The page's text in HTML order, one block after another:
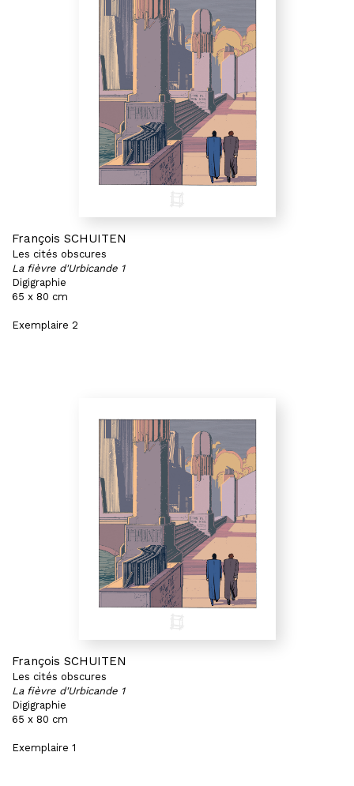
François SCHUITEN
Les cités obscures
La fièvre d'Urbicande 1
Digigraphie
65 x 80 cm
Exemplaire 2
François SCHUITEN
Les cités obscures
La fièvre d'Urbicande 1
Digigraphie
65 x 80 cm
Exemplaire 1